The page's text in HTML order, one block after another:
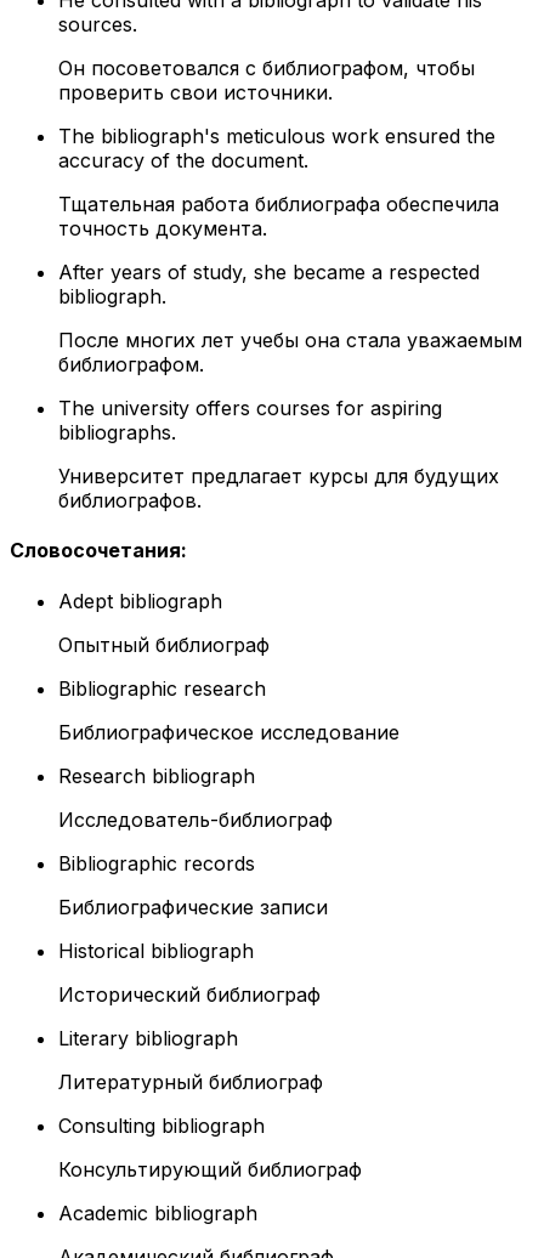
sources.
Он посоветовался с библиографом, чтобы
проверить свои источники.
The bibliograph's meticulous work ensured the
accuracy of the document.
Тщательная работа библиографа обеспечила
точность документа.
After years of study, she became a respected
bibliograph.
После многих лет учебы она стала уважаемым
библиографом.
The university offers courses for aspiring
bibliographs.
Университет предлагает курсы для будущих
библиографов.
Словосочетания:
Adept bibliograph
Опытный библиограф
Bibliographic research
Библиографическое исследование
Research bibliograph
Исследователь-библиограф
Bibliographic records
Библиографические записи
Historical bibliograph
Исторический библиограф
Literary bibliograph
Литературный библиограф
Consulting bibliograph
Консультирующий библиограф
Academic bibliograph